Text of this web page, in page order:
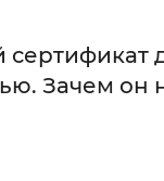
засечек
Зачем он